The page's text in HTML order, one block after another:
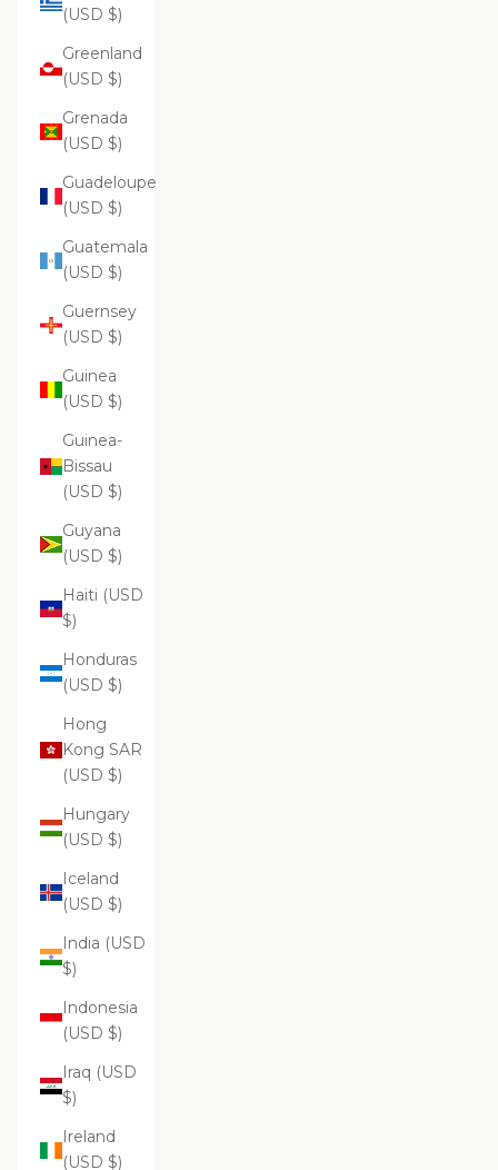
(USD $)
Greenland
(USD $)
Grenada
(USD $)
Guadeloupe
(USD $)
Guatemala
(USD $)
Guernsey
(USD $)
Guinea
(USD $)
Guinea-
Bissau
(USD $)
Guyana
(USD $)
Haiti (USD
$)
Honduras
(USD $)
Hong
Kong SAR
(USD $)
Hungary
(USD $)
Iceland
(USD $)
India (USD
$)
Indonesia
(USD $)
Iraq (USD
$)
Ireland
(USD $)